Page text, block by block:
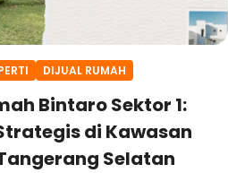
DIJUAL RUMAH
Bintaro Sektor 1:
di Kawasan
Selatan